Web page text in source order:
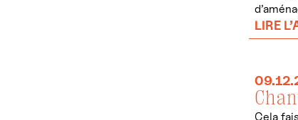
LIRE
Cela